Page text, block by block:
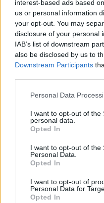
interest-based ads based
us or personal information
your opt-out. You may
disclosure of your personal
IAB’s list of downstream
also be disclosed by us to
Downstream Participants
Personal Data
I want to opt-out of the
personal data.
Opted In
I want to opt-out of the
Personal Data.
Opted In
I want to opt-out of
Personal Data for
Opted In
Ένα μεγάλο
αυτοκράτορα
περίοπτη θέση
καναπέδες σε
Υπάρχει επίσης
δίπλα στο